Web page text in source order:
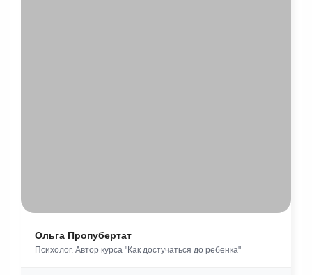
Ольга Пропубертат
Психолог. Автор курса "Как достучаться до ребенка"